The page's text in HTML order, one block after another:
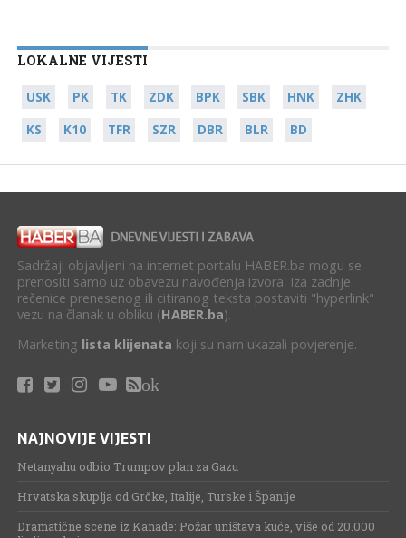
LOKALNE VIJESTI
USK PK TK ZDK BPK SBK HNK
ZHK
KS
K10 TFR SZR DBR BLR BD
Sadržaji objavljeni na internet portalu HABER.ba mogu se
prenositi samo uz obavezu navođenja izvora. Iza zadnje
rečenice prenesenog ili citiranog teksta postaviti "hyperlink"
vezu na članak u obliku (HABER.ba).
Marketing lista klijenata koji su nam ukazali povjerenje.
ok
NAJNOVIJE VIJESTI
Netanyahu odbio Trumpov plan za Gazu
Hrvatska skuplja od Grčke, Italije, Turske i Španije
Dramatične scene iz Kanade: Požar uništava kuće, više od 20.000